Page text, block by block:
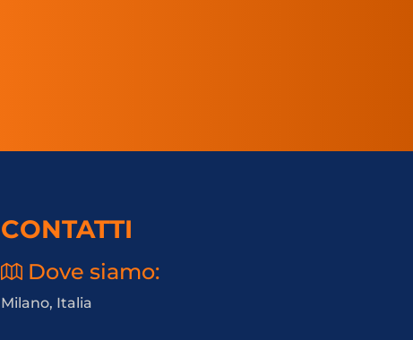
CONTATTI
Dove siamo:
Milano, Italia